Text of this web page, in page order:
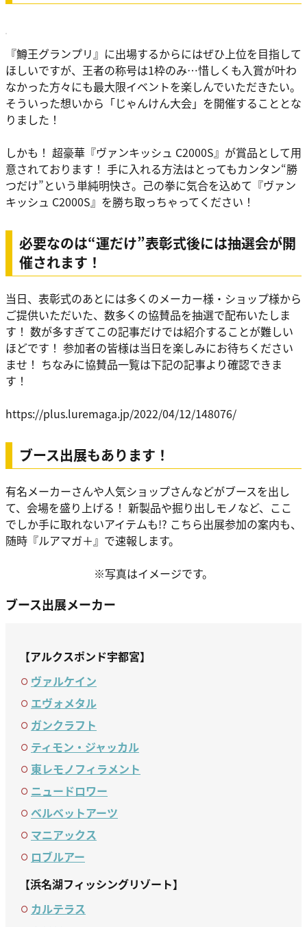
『鱒王グランプリ』に出場するからにはぜひ上位を目指して
ほしいですが、王者の称号は1枠のみ…惜しくも入賞が叶わ
なかった方々にも最大限イベントを楽しんでいただきたい。
そういった想いから「じゃんけん大会」を開催することとな
りました！
しかも！ 超豪華『ヴァンキッシュ C2000S』が賞品として用
意されております！ 手に入れる方法はとってもカンタン“勝
つだけ”という単純明快さ。己の拳に気合を込めて『ヴァン
キッシュ C2000S』を勝ち取っちゃってください！
必要なのは“運だけ”表彰式後には抽選会が開
催されます！
当日、表彰式のあとには多くのメーカー様・ショップ様から
ご提供いただいた、数多くの協賛品を抽選で配布いたしま
す！ 数が多すぎてこの記事だけでは紹介することが難しい
ほどです！ 参加者の皆様は当日を楽しみにお待ちください
ませ！ ちなみに協賛品一覧は下記の記事より確認できま
す！
https://plus.luremaga.jp/2022/04/12/148076/
ブース出展もあります！
有名メーカーさんや人気ショップさんなどがブースを出し
て、会場を盛り上げる！ 新製品や掘り出しモノなど、ここ
でしか手に取れないアイテムも!? こちら出展参加の案内も、
随時『ルアマガ＋』で速報します。
※写真はイメージです。
ブース出展メーカー
【アルクスポンド宇都宮】
ヴァルケイン
エヴォメタル
ガンクラフト
ティモン・ジャッカル
東レモノフィラメント
ニュードロワー
ベルベットアーツ
マニアックス
ロブルアー
【浜名湖フィッシングリゾート】
カルテラス